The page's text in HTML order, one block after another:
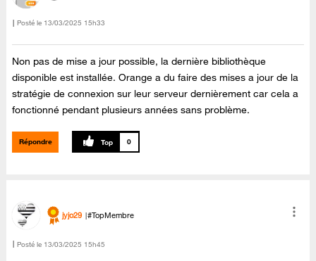
Posté le ‎13/03/2025 15h33
Non pas de mise a jour possible, la dernière bibliothèque
disponible est installée. Orange a du faire des mises a jour de la
stratégie de connexion sur leur serveur dernièrement car cela a
fonctionné pendant plusieurs années sans problème.
Répondre 0
jyjo29 #TopMembre
Posté le ‎13/03/2025 15h45